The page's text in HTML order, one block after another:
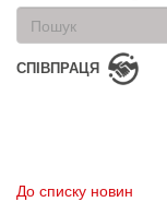
Пошукова
форма
Пошук
СПІВПРАЦЯ
До списку новин